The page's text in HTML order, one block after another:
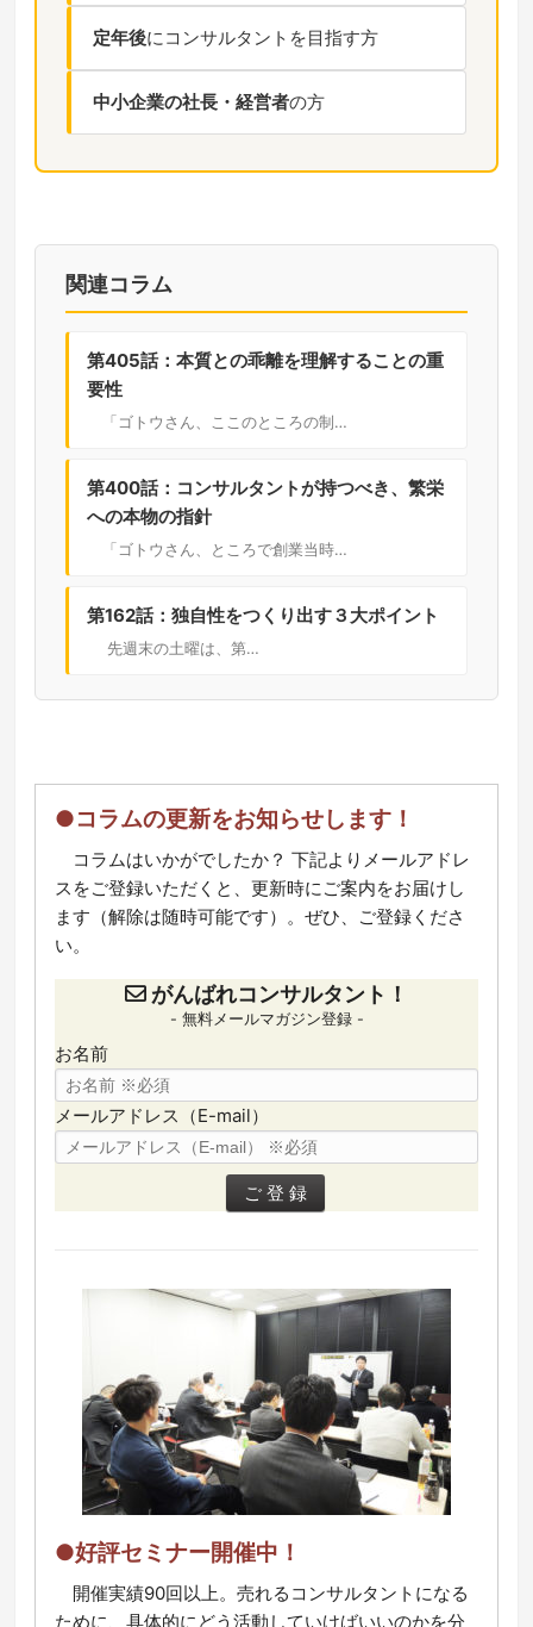
定年後にコンサルタントを目指す方
中小企業の社長・経営者の方
関連コラム
第405話：本質との乖離を理解することの重
要性
「ゴトウさん、ここのところの制…
第400話：コンサルタントが持つべき、繁栄
への本物の指針
「ゴトウさん、ところで創業当時…
第162話：独自性をつくり出す３大ポイント
先週末の土曜は、第…
●コラムの更新をお知らせします！
コラムはいかがでしたか？ 下記よりメールアドレ
スをご登録いただくと、更新時にご案内をお届けし
ます（解除は随時可能です）。ぜひ、ご登録くださ
い。
がんばれコンサルタント！
- 無料メールマガジン登録 -
お名前
メールアドレス（E-mail）
●好評セミナー開催中！
開催実績90回以上。売れるコンサルタントになる
ために、具体的にどう活動していけばいいのかを分